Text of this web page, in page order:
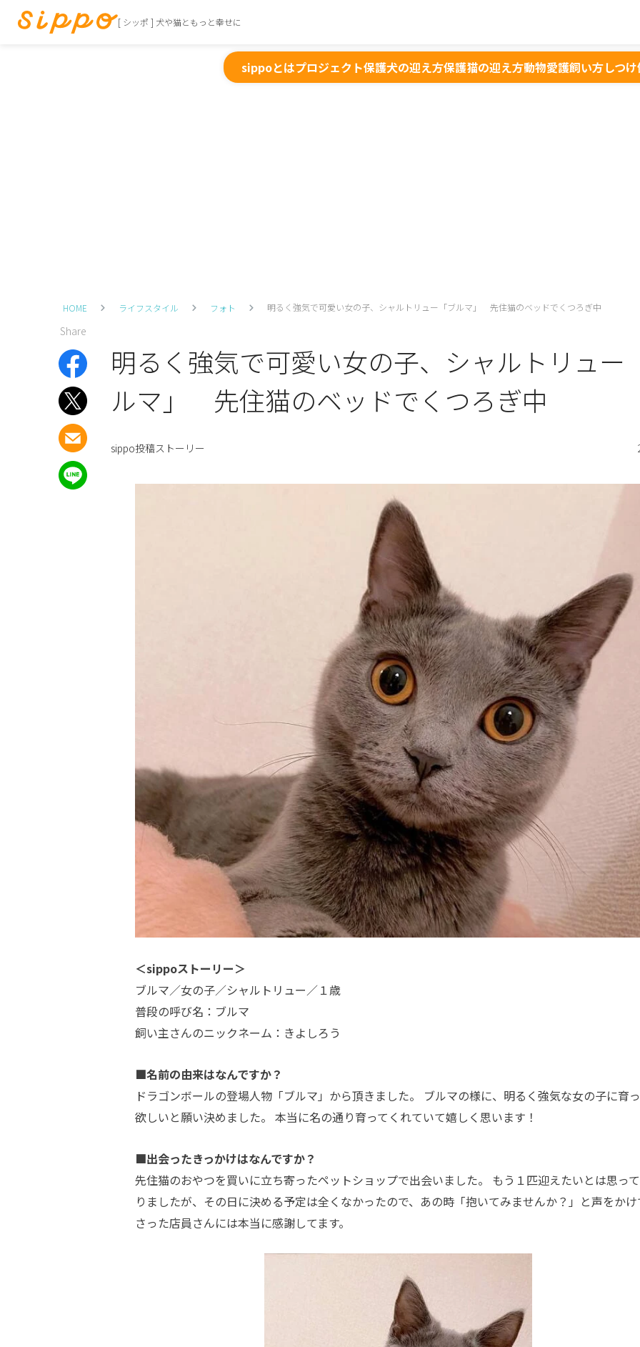
[ シッポ ] 犬や猫ともっと幸せに
sippoとはプロジェクト保護犬の迎え方保護猫の迎え方動物愛護飼い方しつけ
HOME ライフスタイル フォト 明るく強気で可愛い女の子、シャルトリュー「ブルマ」 先住猫のベッドでくつろぎ中
Share
明るく強気で可愛い女の子、シャルトリュー
ルマ」 先住猫のベッドでくつろぎ中
sippo投稿ストーリー
＜sippoストーリー＞
ブルマ／女の子／シャルトリュー／１歳
普段の呼び名：ブルマ
飼い主さんのニックネーム：きよしろう
■名前の由来はなんですか？
ドラゴンボールの登場人物「ブルマ」から頂きました。 ブルマの様に、明るく強気な女の子に育
欲しいと願い決めました。 本当に名の通り育ってくれていて嬉しく思います！
■出会ったきっかけはなんですか？
先住猫のおやつを買いに立ち寄ったペットショップで出会いました。 もう１匹迎えたいとは思っ
りましたが、その日に決める予定は全くなかったので、あの時「抱いてみませんか？」と声をかけ
さった店員さんには本当に感謝してます。